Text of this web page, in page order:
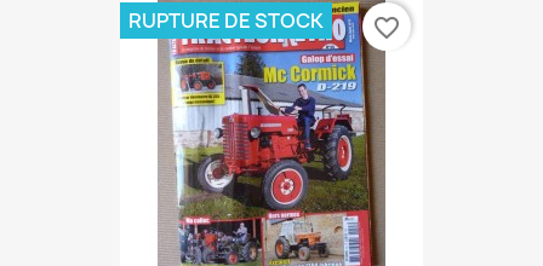
RUPTURE DE STOCK favorite_border